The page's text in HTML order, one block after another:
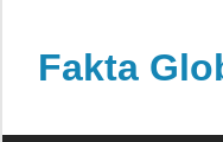
contentFakta